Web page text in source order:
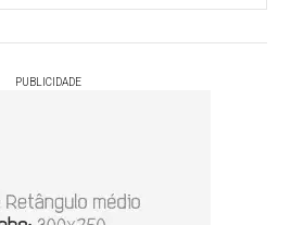
PUBLICIDADE